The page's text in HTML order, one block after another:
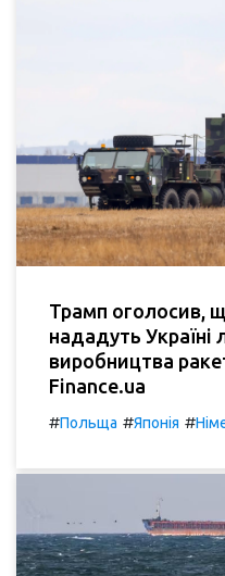
Трамп оголосив,
нададуть Україні
виробництва
Finance.ua
#Польща #Японія #